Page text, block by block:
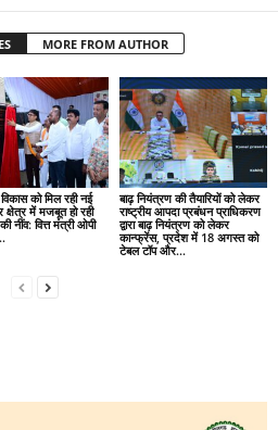
MORE FROM AUTHOR
को मिल रही नई
क्षेत्र में मजबूत हो रही
नींव: वित्त मंत्री ओपी
बाढ़ नियंत्रण की तैयारियों को लेकर
राष्ट्रीय आपदा प्रबंधन प्राधिकरण
द्वारा बाढ़ नियंत्रण को लेकर
कान्फ्रेंस, प्रदेश में 18 अगस्त को
टेबल टॉप और...